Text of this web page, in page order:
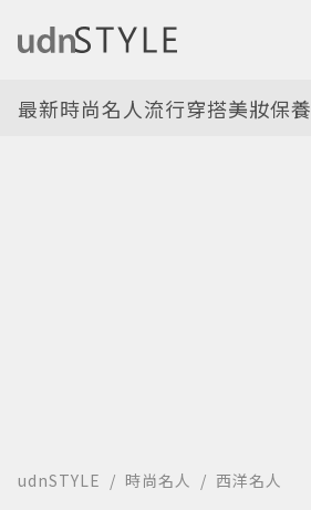
最新時尚名人流行穿搭美妝保養
udnSTYLE 時尚名人 西洋名人